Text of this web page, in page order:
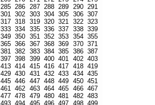
285 286 287 288 289 290 291
301 302 303 304 305 306 307
317 318 319 320 321 322 323
333 334 335 336 337 338 339
349 350 351 352 353 354 355
365 366 367 368 369 370 371
381 382 383 384 385 386 387
397 398 399 400 401 402 403
413 414 415 416 417 418 419
429 430 431 432 433 434 435
445 446 447 448 449 450 451
461 462 463 464 465 466 467
477 478 479 480 481 482 483
493 494 495 496 497 498 499